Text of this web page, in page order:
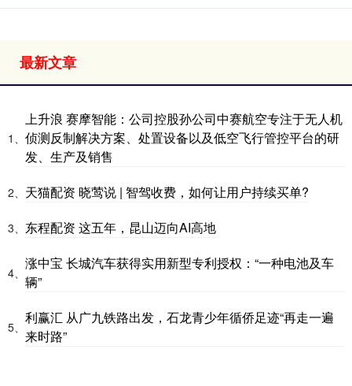
最新文章
1、
上升浪 赛摩智能：公司控股孙公司中赛航空专注于无人机
侦测反制解决方案、处置设备以及低空飞行管控平台的研
发、生产及销售
2、 天猫配资 晓莺说 | 智驾收费，如何让用户持续买单?
3、 东程配资 这五年，昆山迈向AI高地
4、
涨中宝 长城汽车获得实用新型专利授权：“一种电池及车
辆”
5、
利赢汇 从广九铁路出发，石龙青少年循侨足迹“再走一遍
来时路”